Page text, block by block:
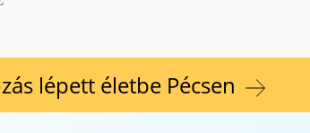
lépett életbe Pécsen